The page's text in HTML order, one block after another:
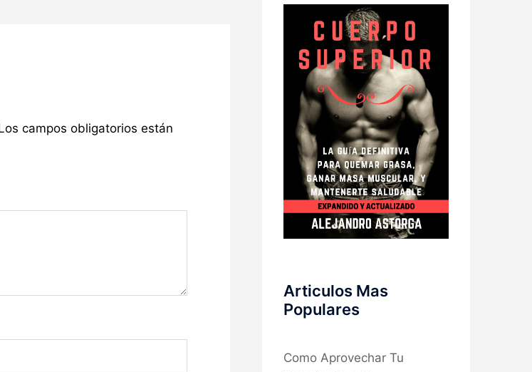
campos obligatorios están
Articulos Mas
Populares
Como Aprovechar Tu